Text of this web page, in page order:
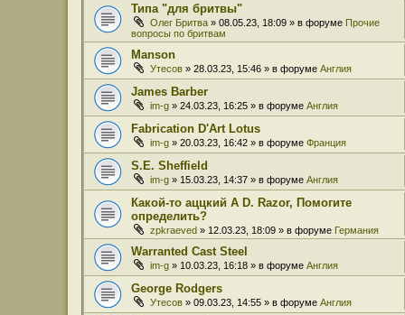
Типа "для бритвы"
Олег Бритва » 08.05.23, 18:09 » в форуме Прочие
вопросы по бритвам
Manson
Утесов » 28.03.23, 15:46 » в форуме Англия
James Barber
im-g » 24.03.23, 16:25 » в форуме Англия
Fabrication D'Art Lotus
im-g » 20.03.23, 16:42 » в форуме Франция
S.E. Sheffield
im-g » 15.03.23, 14:37 » в форуме Англия
Какой-то аццкий A D. Razor, Помогите
определить?
zpkraeved » 12.03.23, 18:09 » в форуме Германия
Warranted Cast Steel
im-g » 10.03.23, 16:18 » в форуме Англия
George Rodgers
Утесов » 09.03.23, 14:55 » в форуме Англия